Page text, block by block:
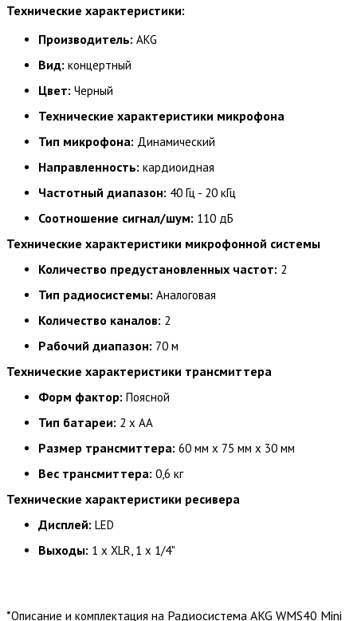
Технические характеристики:
Производитель: AKG
Вид: концертный
Цвет: Черный
Технические характеристики микрофона
Тип микрофона: Динамический
Направленность: кардиоидная
Частотный диапазон: 40 Гц - 20 кГц
Соотношение сигнал/шум: 110 дБ​
Технические характеристики микрофонной системы
Количество предустановленных частот: 2
Тип радиосистемы: Аналоговая
Количество каналов: 2
Рабочий диапазон: 70 м
Технические характеристики трансмиттера
Форм фактор: Поясной
Тип батареи: 2 x AA
Размер трансмиттера: 60 мм x 75 мм x 30 мм
Вес трансмиттера: 0,6 кг
Технические характеристики ресивера
Дисплей: LED
Выходы: 1 x XLR, 1 x 1/4"
*Описание и комплектация на Радиосистема AKG WMS40 Mini